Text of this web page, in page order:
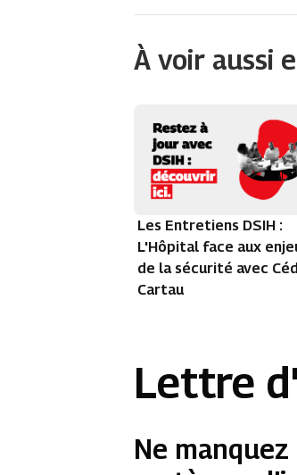
À voir aussi
Les Entretiens DSIH :
L'Hôpital face aux
de la sécurité avec
Cartau
Lettre
Ne